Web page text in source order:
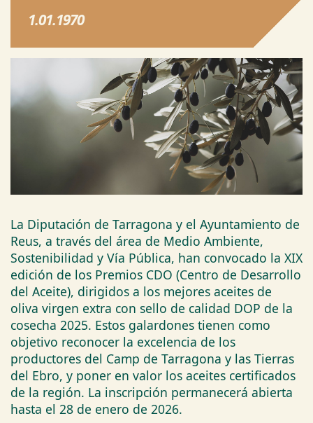
1.01.1970
La Diputación de Tarragona y el Ayuntamiento de
Reus, a través del área de Medio Ambiente,
Sostenibilidad y Vía Pública, han convocado la XIX
edición de los Premios CDO (Centro de Desarrollo
del Aceite), dirigidos a los mejores aceites de
oliva virgen extra con sello de calidad DOP de la
cosecha 2025. Estos galardones tienen como
objetivo reconocer la excelencia de los
productores del Camp de Tarragona y las Tierras
del Ebro, y poner en valor los aceites certificados
de la región. La inscripción permanecerá abierta
hasta el 28 de enero de 2026.